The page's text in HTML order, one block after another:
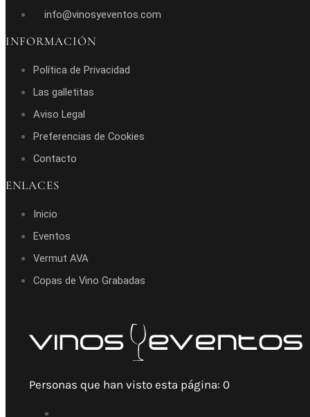
info@vinosyeventos.com
INFORMACIÓN
Política de Privacidad
Las galletitas
Aviso Legal
Preferencias de Cookies
Contacto
ENLACES
Inicio
Eventos
Vermut AVA
Copas de Vino Grabadas
Personas que han visto esta página: 0